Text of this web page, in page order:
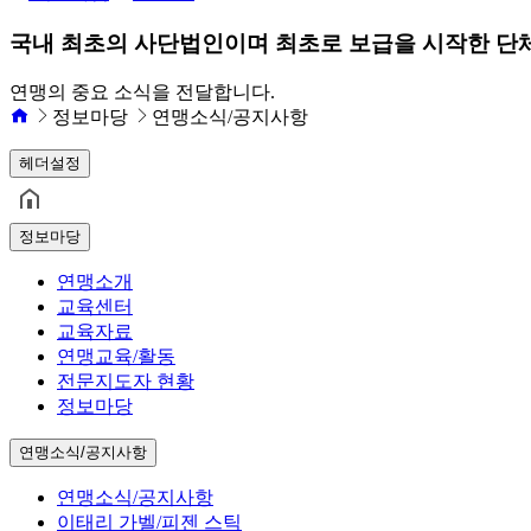
국내 최초의 사단법인이며 최초로 보급을 시작한 단
연맹의 중요 소식을 전달합니다.
정보마당
연맹소식/공지사항
헤더설정
정보마당
연맹소개
교육센터
교육자료
연맹교육/활동
전문지도자 현황
정보마당
연맹소식/공지사항
연맹소식/공지사항
이태리 가벨/피젠 스틱